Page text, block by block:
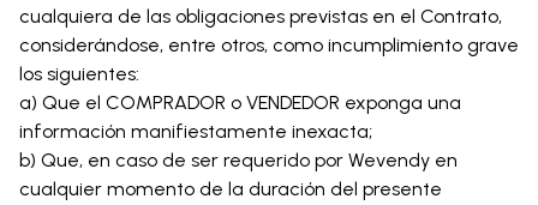
cualquiera de las obligaciones previstas en el Contrato,
considerándose, entre otros, como incumplimiento grave
los siguientes:
a) Que el COMPRADOR o VENDEDOR exponga una
información manifiestamente inexacta;
b) Que, en caso de ser requerido por Wevendy en
cualquier momento de la duración del presente